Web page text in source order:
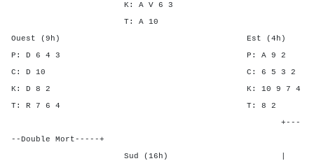
K: A V 6 3
T: A 10
Ouest (9h) Est (4h)
P: D 6 4 3 P: A
C: D 10 C: 6 5
K: D 8 2 K: 10 9
T: R 7 6 4 T:
+---
--Double Mort-----+
Sud (16h) | SA P